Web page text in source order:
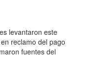
levantaron este
reclamo del pago
fuentes del